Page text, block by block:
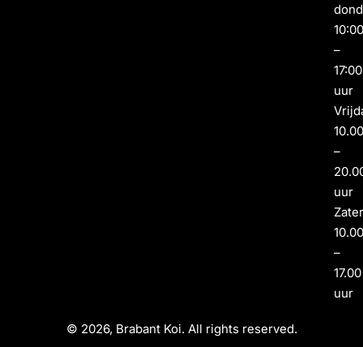
–
17:00
uur
–
uur
–
17.00
uur
© 2026, Brabant Koi. All rights reserved.